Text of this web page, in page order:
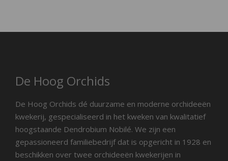
De Hoog Orchids
De Hoog Orchids dé duurzame en moderne orchideeën
kwekerij, gespecialiseerd in het kweken van kwalitatief
hoogstaande Dendrobium Nobilé. We zijn een
gepassioneerd familiebedrijf dat is opgericht in 1928 en
beschikken over twee orchideeën kwekerijen in